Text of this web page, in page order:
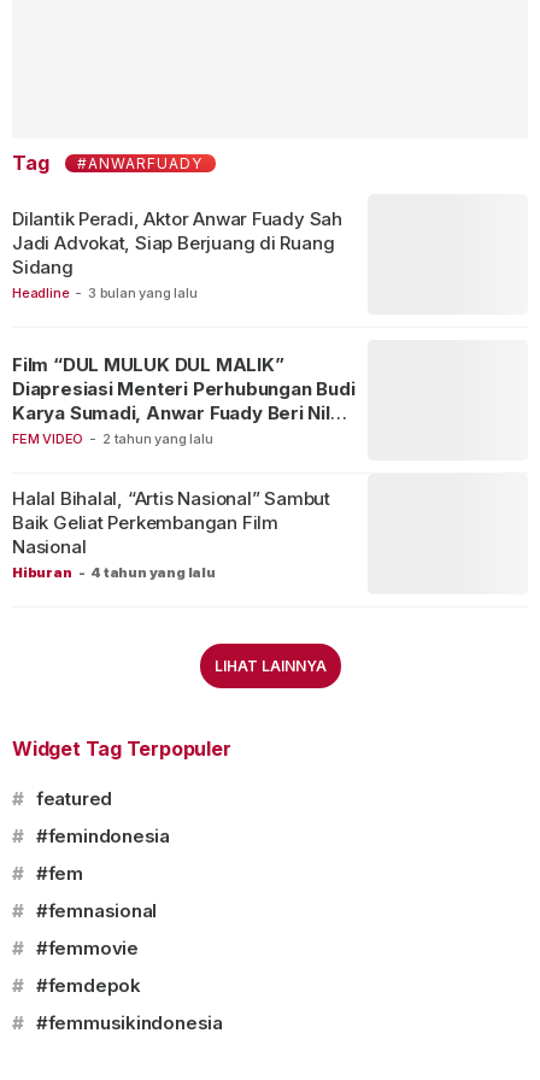
Tag #ANWARFUADY
Headline - 3 bulan yang lalu
Dilantik Peradi, Aktor Anwar Fuady Sah
Jadi Advokat, Siap Berjuang di Ruang
Sidang
FEM VIDEO - 2 tahun yang lalu
Film “DUL MULUK DUL MALIK”
Diapresiasi Menteri Perhubungan Budi
Karya Sumadi, Anwar Fuady Beri Nilai
Film 9!
Hiburan - 4 tahun yang lalu
Halal Bihalal, “Artis Nasional” Sambut
Baik Geliat Perkembangan Film
Nasional
LIHAT LAINNYA
Widget Tag Terpopuler
# featured
# #femindonesia
# #fem
# #femnasional
# #femmovie
# #femdepok
# #femmusikindonesia